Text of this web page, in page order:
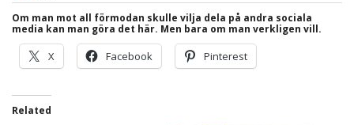
Om man mot all förmodan skulle vilja dela på andra sociala
media kan man göra det här. Men bara om man verkligen vill.
X Facebook Pinterest
Related